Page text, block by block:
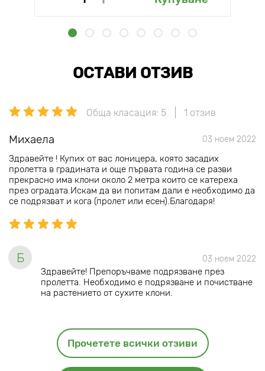
ОСТАВИ ОТЗИВ
Обща класация: 5 1 отзив
Михаела 03 ноем 2022
Здравейте ! Купих от вас лоницера, която засадих
пролетта в градината и още първата година се разви
прекрасно има клони около 2 метра които се катереха
през оградата.Искам да ви попитам дали е необходимо да
се подрязват и кога (пролет или есен).Благодаря!
Б 03 ноем 2022
Здравейте! Препоръчваме подрязване през
пролетта. Необходимо е подрязване и почистване
на растението от сухите клони.
Прочетете всички отзиви